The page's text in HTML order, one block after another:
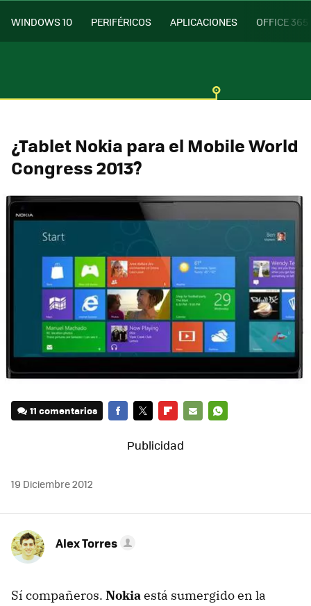
WINDOWS 10 PERIFÉRICOS APLICACIONES OFFICE 365
¿Tablet Nokia para el Mobile World
Congress 2013?
11 comentarios
19 Diciembre 2012
Alex Torres
Sí compañeros. Nokiaestá sumergido en la